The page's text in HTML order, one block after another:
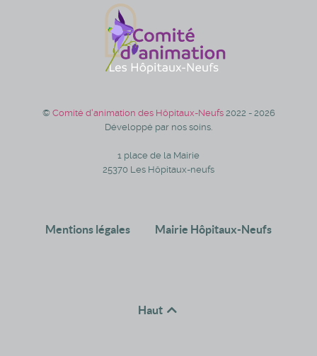
© Comité d'animation des Hôpitaux-Neufs 2022 - 2026
Développé par nos soins.
1 place de la Mairie
25370 Les Hôpitaux-neufs
Mentions légales Mairie Hôpitaux-Neufs
Haut